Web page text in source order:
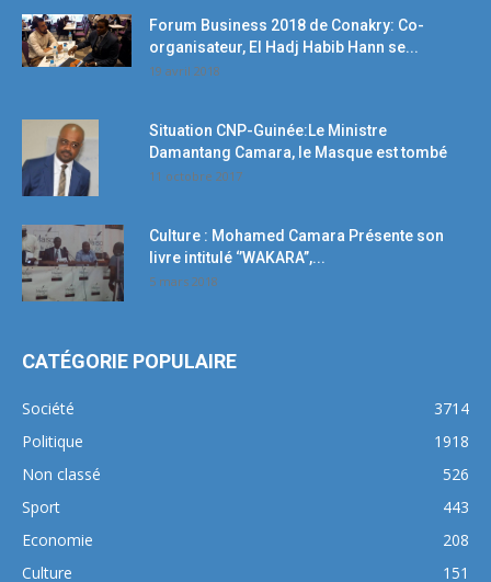
Forum Business 2018 de Conakry: Co-
organisateur, El Hadj Habib Hann se...
19 avril 2018
Situation CNP-Guinée:Le Ministre
Damantang Camara, le Masque est tombé
11 octobre 2017
Culture : Mohamed Camara Présente son
livre intitulé ‘’WAKARA’’,...
5 mars 2018
CATÉGORIE POPULAIRE
Société
3714
Politique
1918
Non classé
526
Sport
443
Economie
208
Culture
151